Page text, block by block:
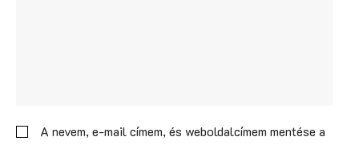
A nevem, e-mail címem, és weboldalcímem mentése a